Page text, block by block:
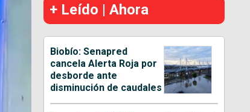
+ Leído | Ahora
Biobío: Senapred
cancela Alerta Roja por
desborde ante
disminución de caudales